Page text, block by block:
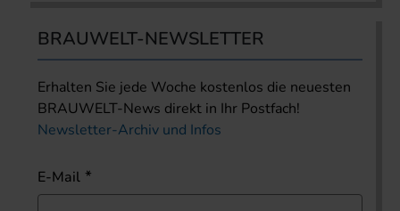
BRAUWELT-NEWSLETTER
Erhalten Sie jede Woche kostenlos die neuesten
BRAUWELT-News direkt in Ihr Postfach!
Newsletter-Archiv und Infos
E-Mail